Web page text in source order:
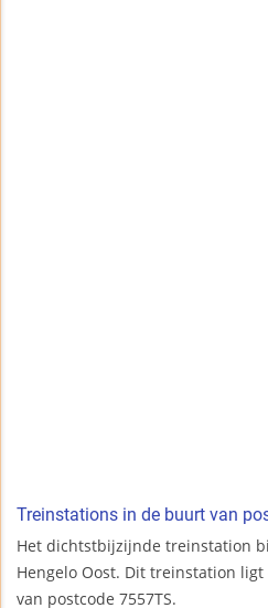
Treinstations in de buurt van
Het dichtstbijzijnde treinstation
Hengelo Oost. Dit treinstation
van postcode 7557TS.